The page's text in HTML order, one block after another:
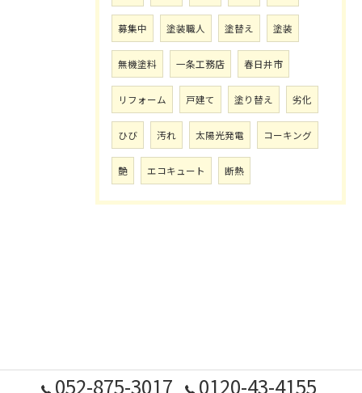
募集中 塗装職人 塗替え 塗装
無機塗料 一条工務店 春日井市
リフォーム 戸建て 塗り替え 劣化
ひび 汚れ 太陽光発電 コーキング
艶 エコキュート 断熱
052-875-3017 0120-43-4155